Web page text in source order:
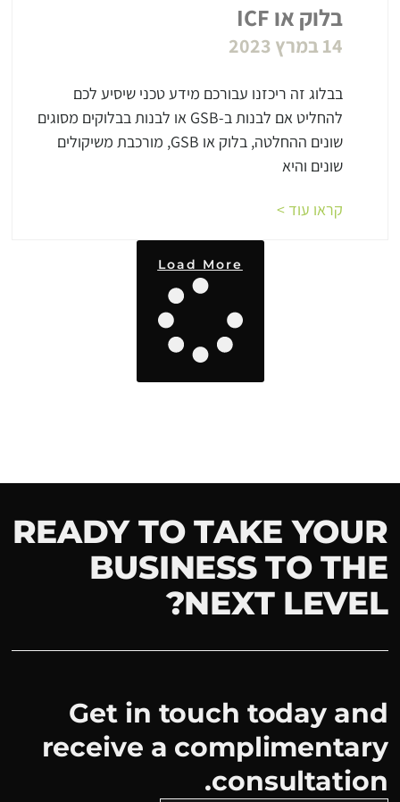
בלוק או ICF
14 במרץ 2023
בבלוג זה ריכזנו עבורכם מידע טכני שיסיע לכם
להחליט אם לבנות ב-GSB או לבנות בבלוקים מסוגים
שונים ההחלטה, בלוק או GSB, מורכבת משיקולים
שונים והיא
קראו עוד >
Load More
READY TO TAKE YOUR
BUSINESS TO THE
NEXT LEVEL?
Get in touch today and
receive a complimentary
consultation.